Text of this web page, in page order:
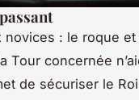
: le roque
Tour concernée
de sécuriser le Roi